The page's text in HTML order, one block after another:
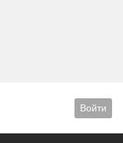
Войти